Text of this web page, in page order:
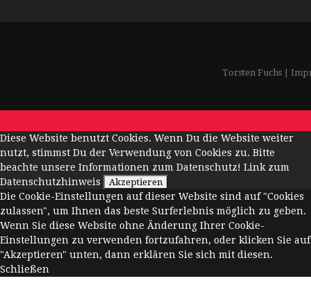
Torsten Fuchs|
Diese Website benutzt Cookies. Wenn Du die Website weiter
nutzt, stimmst Du der Verwendung von Cookies zu. Bitte
beachte unsere Informationen zum Datenschutz! Link zum
Datenschutzhinweis
Akzeptieren
Die Cookie-Einstellungen auf dieser Website sind auf "Cookies
zulassen", um Ihnen das beste Surferlebnis möglich zu geben.
Wenn Sie diese Website ohne Änderung Ihrer Cookie-
Einstellungen zu verwenden fortzufahren, oder klicken Sie auf
"Akzeptieren" unten, dann erklären Sie sich mit diesen.
Schließen